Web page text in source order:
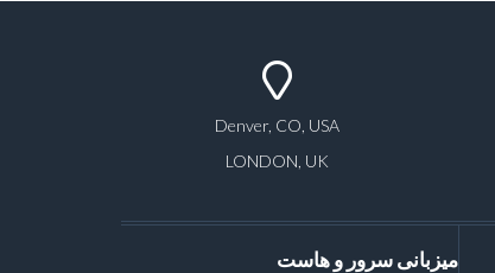
Denver, CO, USA
LONDON, UK
میزبانی سرور و هاست